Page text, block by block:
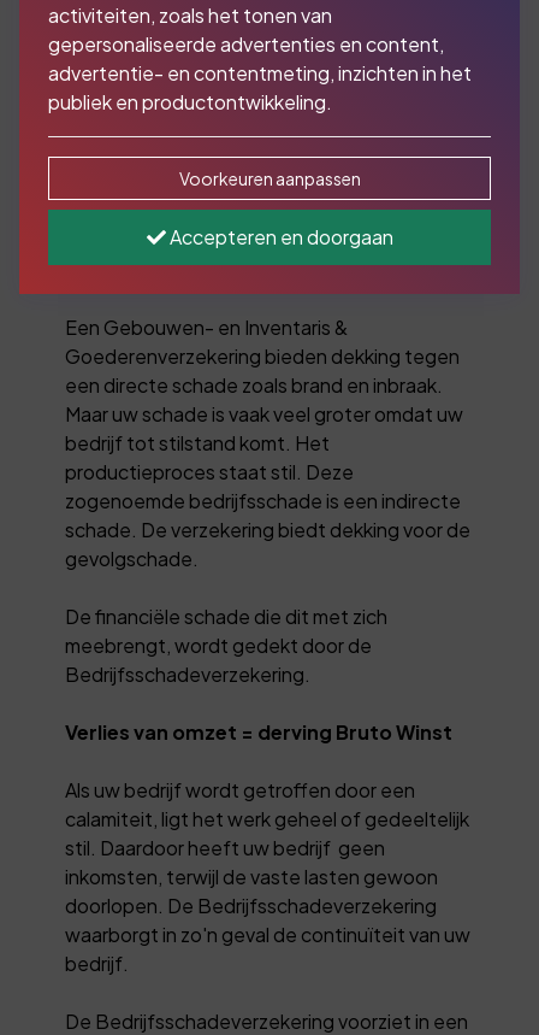
Met een
bedrijfsschadeverzekering
bent u verzekerd tegen
omzetverlies, wanneer
uw onderneming stil
komt te liggen
Een Gebouwen- en Inventaris &
Goederenverzekering bieden dekking tegen
een directe schade zoals brand en inbraak.
Maar uw schade is vaak veel groter omdat uw
bedrijf tot stilstand komt. Het
productieproces staat stil. Deze
zogenoemde bedrijfsschade is een indirecte
schade. De verzekering biedt dekking voor de
gevolgschade.
De financiële schade die dit met zich
meebrengt, wordt gedekt door de
Bedrijfsschadeverzekering.
Verlies van omzet = derving Bruto Winst
Als uw bedrijf wordt getroffen door een
calamiteit, ligt het werk geheel of gedeeltelijk
stil. Daardoor heeft uw bedrijf geen
inkomsten, terwijl de vaste lasten gewoon
doorlopen. De Bedrijfsschadeverzekering
waarborgt in zo'n geval de continuïteit van uw
bedrijf.
De Bedrijfsschadeverzekering voorziet in een
activiteiten, zoals het tonen van
gepersonaliseerde advertenties en content,
advertentie- en contentmeting, inzichten in het
publiek en productontwikkeling.
Voorkeuren aanpassen
Accepteren en doorgaan